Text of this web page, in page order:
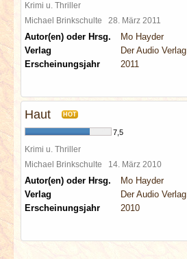
Krimi u. Thriller
Michael Brinkschulte 28. März 2011
Autor(en) oder Hrsg.
Mo Hayder
Verlag
Der Audio Verlag
Erscheinungsjahr
2011
Haut HOT
7,5
Krimi u. Thriller
Michael Brinkschulte 14. März 2010
Autor(en) oder Hrsg.
Mo Hayder
Verlag
Der Audio Verlag
Erscheinungsjahr
2010